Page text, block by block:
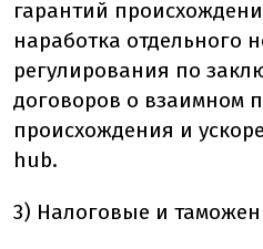
гарантий
наработка отдельного
регулирования по
договоров о взаимном
происхождения и
hub.
3) Налоговые и